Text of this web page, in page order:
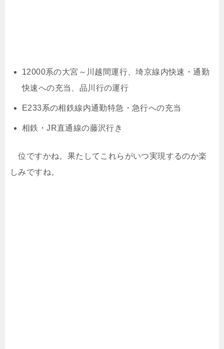
12000系の大宮～川越間運行、埼京線内快速・通勤
快速への充当、品川行の運行
E233系の相鉄線内通勤特急・急行への充当
相鉄・JR直通線の藤沢行き
位ですかね。果たしてこれらがいつ実現するのか楽
しみですね。